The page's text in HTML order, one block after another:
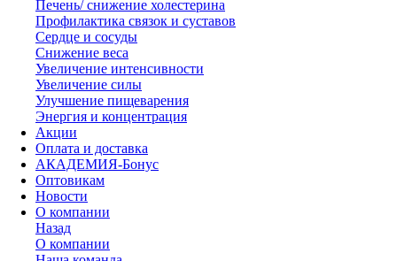
Печень/ снижение холестерина
Профилактика связок и суставов
Сердце и сосуды
Снижение веса
Увеличение интенсивности
Увеличение силы
Улучшение пищеварения
Энергия и концентрация
Акции
Оплата и доставка
АКАДЕМИЯ-Бонус
Оптовикам
Новости
О компании
Назад
О компании